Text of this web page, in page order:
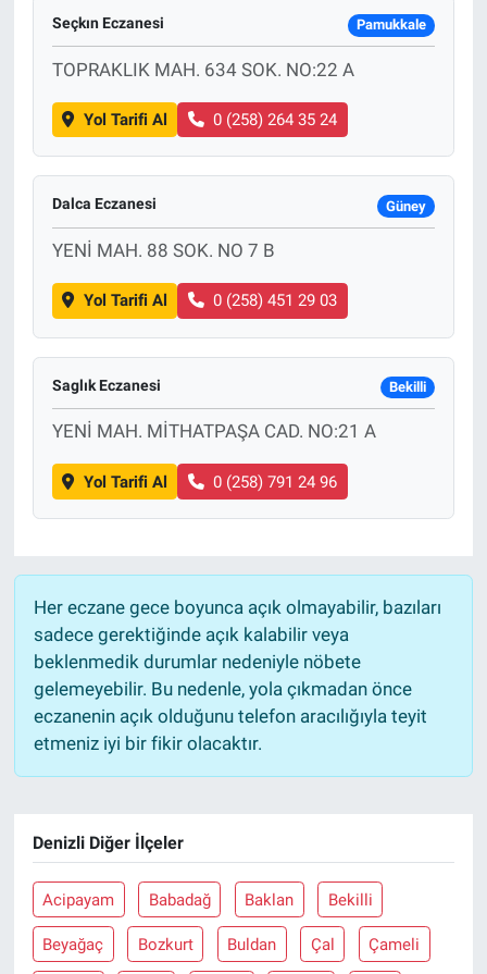
Seçkın Eczanesi Pamukkale
TOPRAKLIK MAH. 634 SOK. NO:22 A
Yol Tarifi Al 0 (258) 264 35 24
Dalca Eczanesi Güney
YENİ MAH. 88 SOK. NO 7 B
Yol Tarifi Al 0 (258) 451 29 03
Saglık Eczanesi Bekilli
YENİ MAH. MİTHATPAŞA CAD. NO:21 A
Yol Tarifi Al 0 (258) 791 24 96
Her eczane gece boyunca açık olmayabilir, bazıları
sadece gerektiğinde açık kalabilir veya
beklenmedik durumlar nedeniyle nöbete
gelemeyebilir. Bu nedenle, yola çıkmadan önce
eczanenin açık olduğunu telefon aracılığıyla teyit
etmeniz iyi bir fikir olacaktır.
Denizli Diğer İlçeler
Acipayam Babadağ Baklan Bekilli
Beyağaç Bozkurt Buldan Çal Çameli